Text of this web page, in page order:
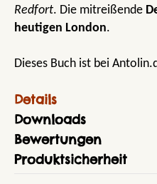
Redfort. Die mitreißende
heutigen London.
Dieses Buch ist bei
Details
Downloads
Bewertungen
Produktsicherheit